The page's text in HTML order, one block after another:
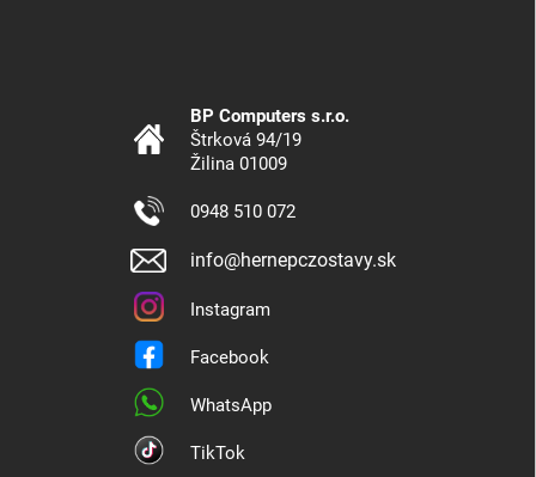
BP Computers s.r.o.
Štrková 94/19
Žilina 01009
0948 510 072
info@hernepczostavy.sk
Instagram
Facebook
WhatsApp
TikTok